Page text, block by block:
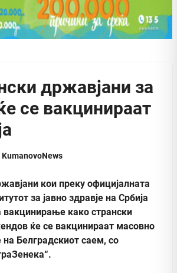
државјани за
се вакцинираат
KumanovoNews
кои преку официјалната
за јавно здравје на Србија
вакцинирање како странски
ќе се вакцинираат масовно
на Белградскиот саем, со